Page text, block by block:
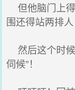
但他脑门上
围还得站两排人
然后这个时
伺候”！